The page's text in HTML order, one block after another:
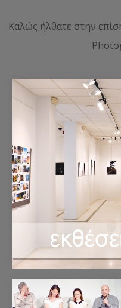
Καλώς ήλθατε στην
Εκθέσεις